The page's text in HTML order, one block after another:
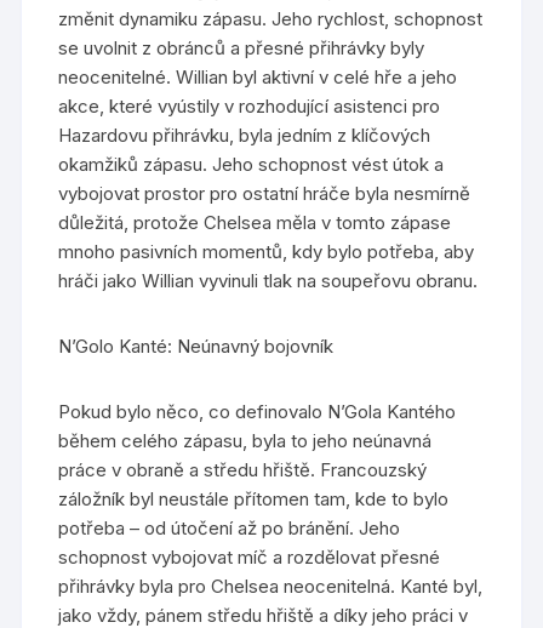
změnit dynamiku zápasu. Jeho rychlost, schopnost
se uvolnit z obránců a přesné přihrávky byly
neocenitelné. Willian byl aktivní v celé hře a jeho
akce, které vyústily v rozhodující asistenci pro
Hazardovu přihrávku, byla jedním z klíčových
okamžiků zápasu. Jeho schopnost vést útok a
vybojovat prostor pro ostatní hráče byla nesmírně
důležitá, protože Chelsea měla v tomto zápase
mnoho pasivních momentů, kdy bylo potřeba, aby
hráči jako Willian vyvinuli tlak na soupeřovu obranu.
N’Golo Kanté: Neúnavný bojovník
Pokud bylo něco, co definovalo N’Gola Kantého
během celého zápasu, byla to jeho neúnavná
práce v obraně a středu hřiště. Francouzský
záložník byl neustále přítomen tam, kde to bylo
potřeba – od útočení až po bránění. Jeho
schopnost vybojovat míč a rozdělovat přesné
přihrávky byla pro Chelsea neocenitelná. Kanté byl,
jako vždy, pánem středu hřiště a díky jeho práci v